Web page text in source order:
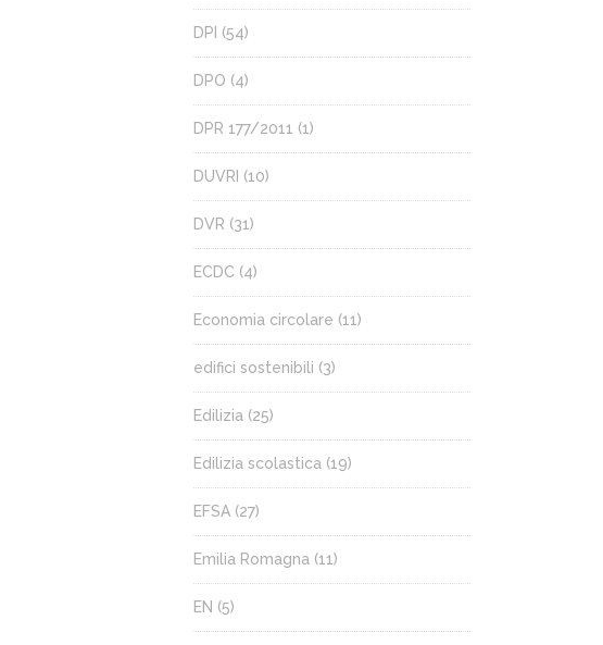
DPI (54)
DPO (4)
DPR 177/2011 (1)
DUVRI (10)
DVR (31)
ECDC (4)
Economia circolare (11)
edifici sostenibili (3)
Edilizia (25)
Edilizia scolastica (19)
EFSA (27)
Emilia Romagna (11)
EN (5)